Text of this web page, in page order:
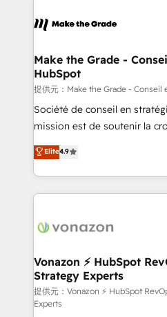
de la productivité des équipes Notre équipe de
avec un engagement total,
métiers et technologie, et
travers le changement, tout
d’entreprise. Grâce à une méthodologie éprouvée
auprès de plus de 400
HubSpot dans votre organisation.
question technique ou
Make the Grade -
HubSpot
提供元：Make the Grade - Conseil
Société de conseil en
mission est de soutenir la
B2B à travers l’acquisition de
l'intégration CRM et le
auprès de vos comptes existants. En
l'international, nous
delà d’une simple
➤ L’intégration de CRM et
pour aligner les équipes
support client (data
audit et maintenance) ➤ La création de sites internet
Elite4.9
Vonazon ⚡ HubSpot
Strategy Experts
提供元：Vonazon ⚡ HubSpot
Experts